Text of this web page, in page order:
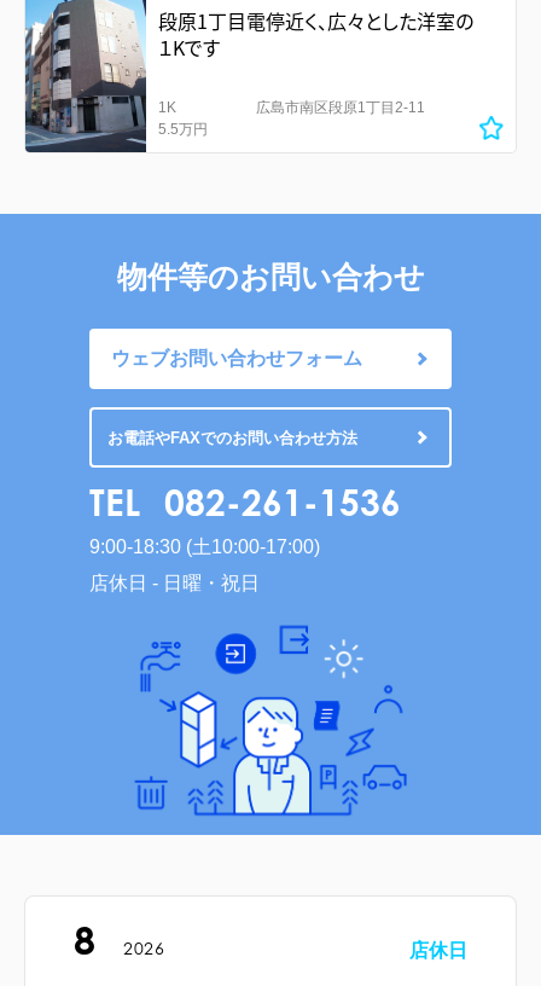
段原1丁目電停近く、広々とした洋室の
１Kです
1K
5.5万円
広島市南区段原1丁目2-11
物件等のお問い合わせ
ウェブお問い合わせフォーム
お電話やFAXでのお問い合わせ方法
TEL 082-261-1536
9:00-18:30 (土10:00-17:00)
店休日 - 日曜・祝日
8 2026 店休日